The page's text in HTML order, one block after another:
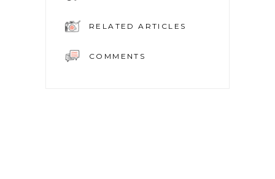
RELATED ARTICLES
COMMENTS